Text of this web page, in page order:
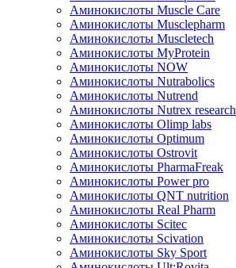
Аминокислоты Muscle Care
Аминокислоты Musclepharm
Аминокислоты Muscletech
Аминокислоты MyProtein
Аминокислоты NOW
Аминокислоты Nutrabolics
Аминокислоты Nutrend
Аминокислоты Nutrex research
Аминокислоты Olimp labs
Аминокислоты Optimum
Аминокислоты Ostrovit
Аминокислоты PharmaFreak
Аминокислоты Power pro
Аминокислоты QNT nutrition
Аминокислоты Real Pharm
Аминокислоты Scitec
Аминокислоты Scivation
Аминокислоты Sky Sport